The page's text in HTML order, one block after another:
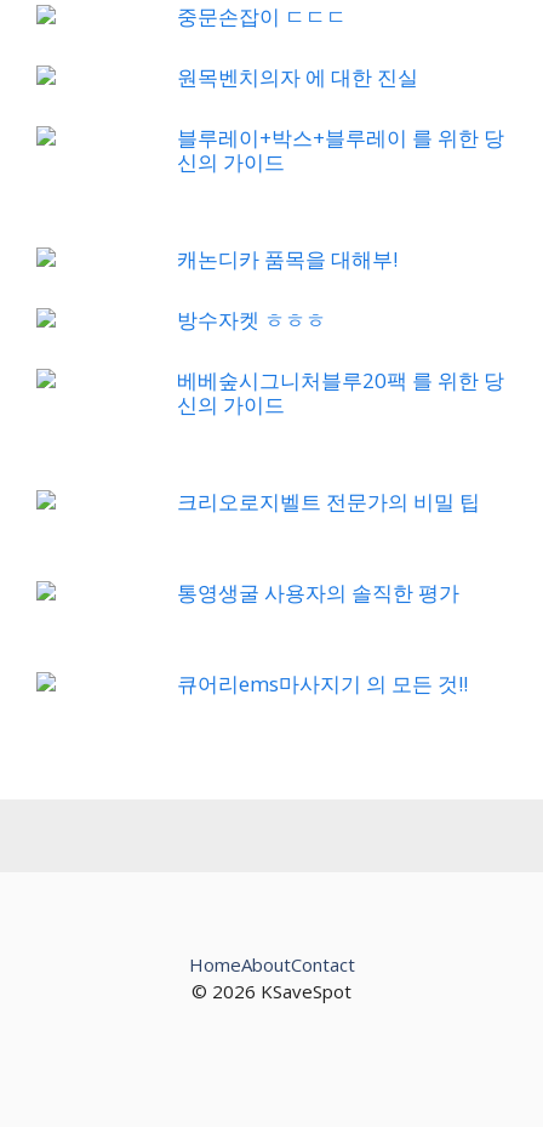
중문손잡이 ㄷㄷㄷ
원목벤치의자 에 대한 진실
블루레이+박스+블루레이 를 위한 당
신의 가이드
캐논디카 품목을 대해부!
방수자켓 ㅎㅎㅎ
베베숲시그니처블루20팩 를 위한 당
신의 가이드
크리오로지벨트 전문가의 비밀 팁
통영생굴 사용자의 솔직한 평가
큐어리ems마사지기 의 모든 것!!
© 2026 KSaveSpot
HomeAboutContact